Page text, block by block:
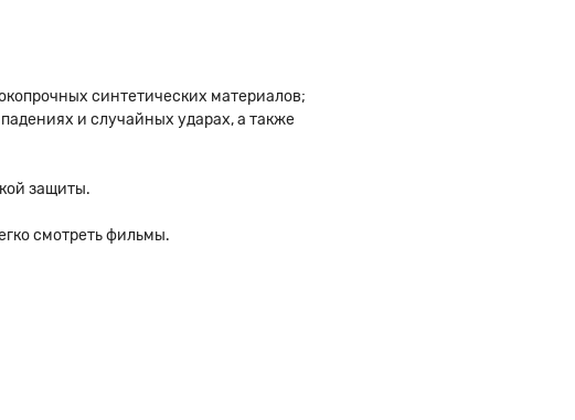
синтетических материалов;
и случайных ударах, а также
защиты.
смотреть фильмы.